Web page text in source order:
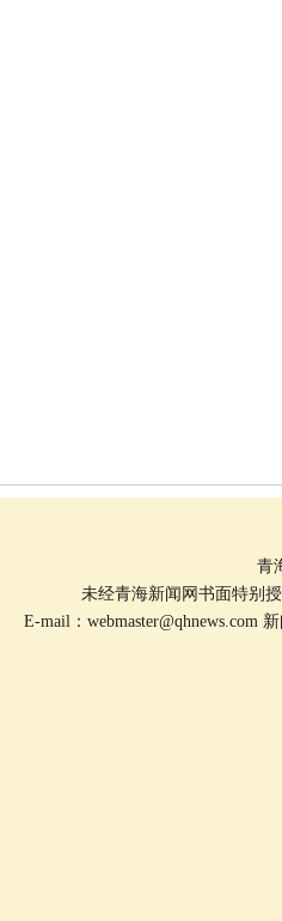
青
未经青海新闻网书面特别
E-mail： webmaster@qhnews.com